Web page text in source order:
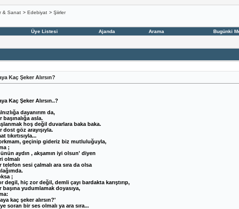
& Sanat > Edebiyat > Şiirler
Üye Listesi Ajanda Arama Bugünki
Kaç Şeker Alırsın?
Kaç Şeker Alırsın..?
dayanırım da,
başınalığa asla.
hoş değil duvarlara baka baka.
dost göz arayışıyla.
tıkırtısıyla...
geçinip gideriz biz mutluluğuyla,
;
aydın , akşamın iyi olsun' diyen
olmalı
telefon sesi çalmalı ara sıra da olsa
;
degil, hiç zor değil, demli çayı bardakta karıştırıp,
başına yudumlamak doyasıya,
kaç şeker alırsın?'
soran bir ses olmalı ya ara sıra...